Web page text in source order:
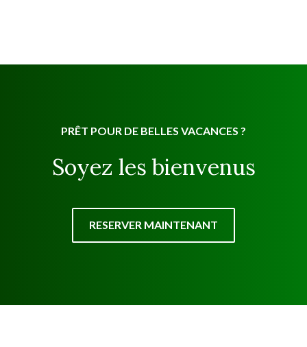
PRÊT POUR DE BELLES VACANCES ?
Soyez les bienvenus
RESERVER MAINTENANT